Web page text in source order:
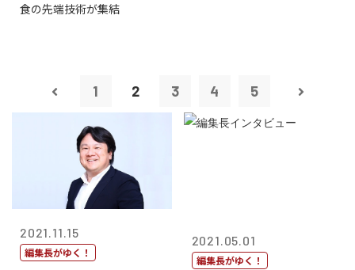
食の先端技術が集結
1 2 3 4 5
2021.11.15
編集長がゆく！
2021.05.01
編集長がゆく！